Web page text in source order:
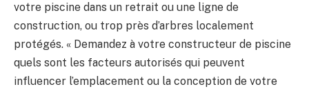
votre piscine dans un retrait ou une ligne de
construction, ou trop près d’arbres localement
protégés. « Demandez à votre constructeur de piscine
quels sont les facteurs autorisés qui peuvent
influencer l’emplacement ou la conception de votre